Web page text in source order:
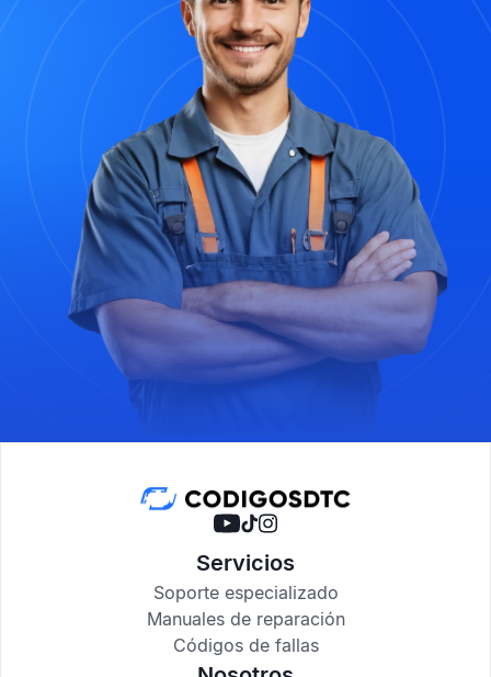
Servicios
Soporte especializado
Manuales de reparación
Códigos de fallas